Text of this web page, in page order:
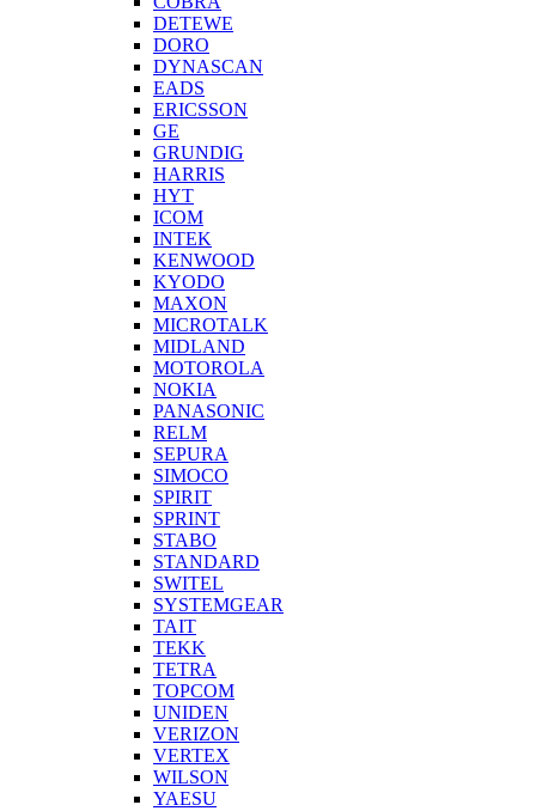
DETEWE
DORO
DYNASCAN
EADS
ERICSSON
GE
GRUNDIG
HARRIS
HYT
ICOM
INTEK
KENWOOD
KYODO
MAXON
MICROTALK
MIDLAND
MOTOROLA
NOKIA
PANASONIC
RELM
SEPURA
SIMOCO
SPIRIT
SPRINT
STABO
STANDARD
SWITEL
SYSTEMGEAR
TAIT
TEKK
TETRA
TOPCOM
UNIDEN
VERIZON
VERTEX
WILSON
YAESU